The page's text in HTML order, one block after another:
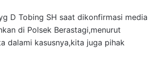
D Tobing SH saat dikonfirmasi media
di Polsek Berastagi,menurut
dalami kasusnya,kita juga pihak